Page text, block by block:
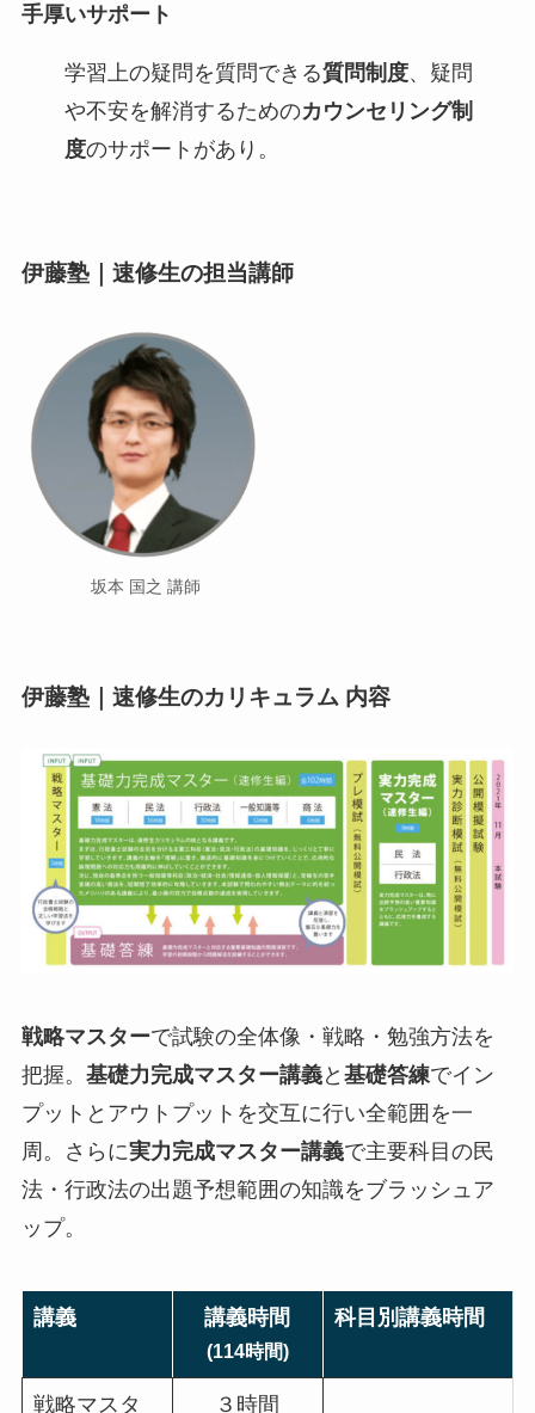
手厚いサポート
学習上の疑問を質問できる質問制度、疑問
や不安を解消するためのカウンセリング制
度のサポートがあり。
伊藤塾｜速修生の担当講師
坂本 国之 講師
伊藤塾｜速修生のカリキュラム 内容
戦略マスターで試験の全体像・戦略・勉強方法を
把握。 基礎力完成マスター講義と 基礎答練でイン
プットとアウトプットを交互に行い全範囲を一
周。さらに実力完成マスター講義で主要科目の民
法・行政法の出題予想範囲の知識をブラッシュア
ップ。
講義 講義時間
(114時間)
科目別講義時間
戦略マスタ ３時間